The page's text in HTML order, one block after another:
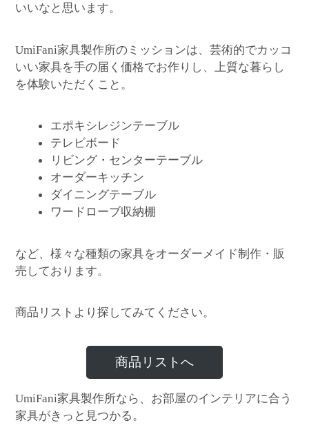
いいなと思います。
UmiFani家具製作所のミッションは、芸術的でカッコ
いい家具を手の届く価格でお作りし、上質な暮らし
を体験いただくこと。
エポキシレジンテーブル
テレビボード
リビング・センターテーブル
オーダーキッチン
ダイニングテーブル
ワードローブ収納棚
など、様々な種類の家具をオーダーメイド制作・販
売しております。
商品リストより探してみてください。
商品リストへ
UmiFani家具製作所なら、お部屋のインテリアに合う
家具がきっと見つかる。